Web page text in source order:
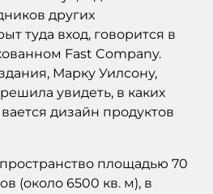
других
туда вход, говорится в
Fast Company.
Марку Уилсону,
увидеть, в каких
дизайн продуктов
площадью 70
(около 6500 кв. м), в